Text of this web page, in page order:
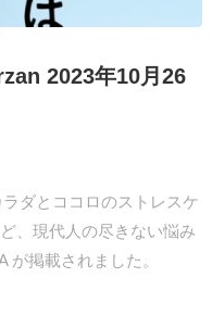
2023年10月26
ダとココロのストレスケ
、現代人の尽きない悩み
が掲載されました。